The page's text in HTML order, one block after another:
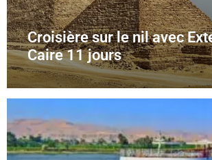
Croisière sur le nil avec
Caire 11 jours